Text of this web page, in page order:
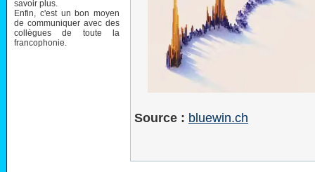
savoir plus.
Enfin, c'est un bon moyen
de communiquer avec des
collègues de toute la
francophonie.
Source : bluewin.ch